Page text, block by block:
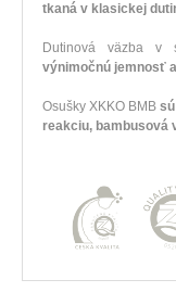
tkaná v klasickej
Dutinová väzba v
výnimočnú jemnosť
Osušky XKKO BMB
reakciu, bambusová